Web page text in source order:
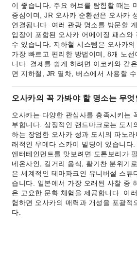
이 좋습니다. 주요 허브를 탐험할 때는
중심이며, JR 오사카 순환선은 오사카
연결됩니다. 여러 관광 명소를 방문할
입장이 포함된 오사카 어메이징 패스와
수 있습니다. 지하철 시스템은 오사카
가장 빠르고 편리한 방법이며, 8개 노
니다. 결제를 쉽게 하려면 이코카와 같
면 지하철, JR 열차, 버스에서 사용할 수
오사카의 꼭 가봐야 할 명소는 무엇
오사카는 다양한 관심사를 충족시키는
부합니다. 상징적인 랜드마크로는 도시
하는 장엄한 오사카 성과 도시의 파노
래적인 우메다 스카이 빌딩이 있습니다
엔터테인먼트를 맛보려면 도톤보리가
네온사인, 길거리 음식, 활기찬 분위기
은 세계적인 테마파크인 유니버설 스튜
습니다. 일본에서 가장 오래된 사찰 중
은 고요한 문화 체험을 제공합니다. 이
험하면 오사카의 매력과 개성을 포괄적
다.